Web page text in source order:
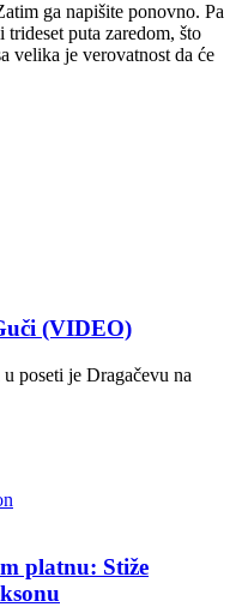
ga napišite ponovno. Pa
puta zaredom, što
velika je verovatnost da će
(VIDEO)
poseti je Dragačevu na
platnu: Stiže